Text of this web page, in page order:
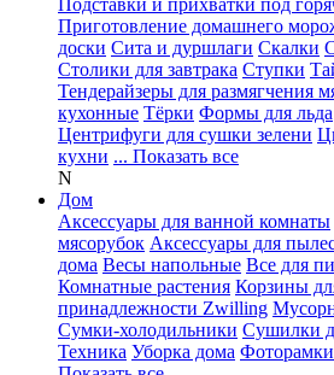
Подставки и прихватки под
Приготовление домашнего
доски Сита и дуршлаги Скалки
Столики для завтрака Ступки
Тендерайзеры для размягчения
кухонные Тёрки Формы для льда
Центрифуги для сушки зелени
кухни ... Показать все
N
Дом
Аксессуары для ванной комнаты
мясорубок Аксессуары для
дома Весы напольные Все для
Комнатные растения Корзины
принадлежности Zwilling
Сумки-холодильники Сушилки
Техника Уборка дома